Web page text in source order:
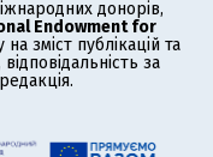
донорів,
Endowment for
зміст публікацій та
за